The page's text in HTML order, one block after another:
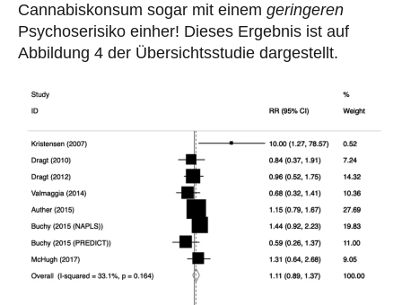
Cannabiskonsum sogar mit einem geringeren
Psychoserisiko einher! Dieses Ergebnis ist auf
Abbildung 4 der Übersichtsstudie dargestellt.